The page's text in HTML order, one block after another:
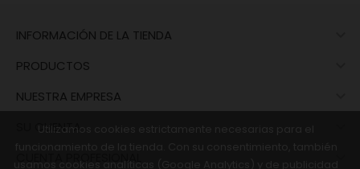
Utilizamos cookies estrictamente necesarias para el
usamos cookies analíticas (Google Analytics) y de publicidad
INFORMACIÓN DE LA TIENDA
PRODUCTOS
NUESTRA EMPRESA
SU CUENTA
CUENTA PROFESIONAL 